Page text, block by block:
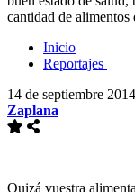
cantidad de alimentos
Inicio
Reportajes
14 de septiembre
Zaplana
Quizá vuestra